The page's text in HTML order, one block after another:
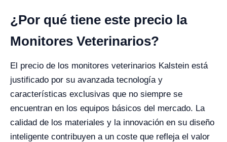
¿Por qué tiene este precio la
Monitores Veterinarios?
El precio de los monitores veterinarios Kalstein está
justificado por su avanzada tecnología y
características exclusivas que no siempre se
encuentran en los equipos básicos del mercado. La
calidad de los materiales y la innovación en su diseño
inteligente contribuyen a un coste que refleja el valor